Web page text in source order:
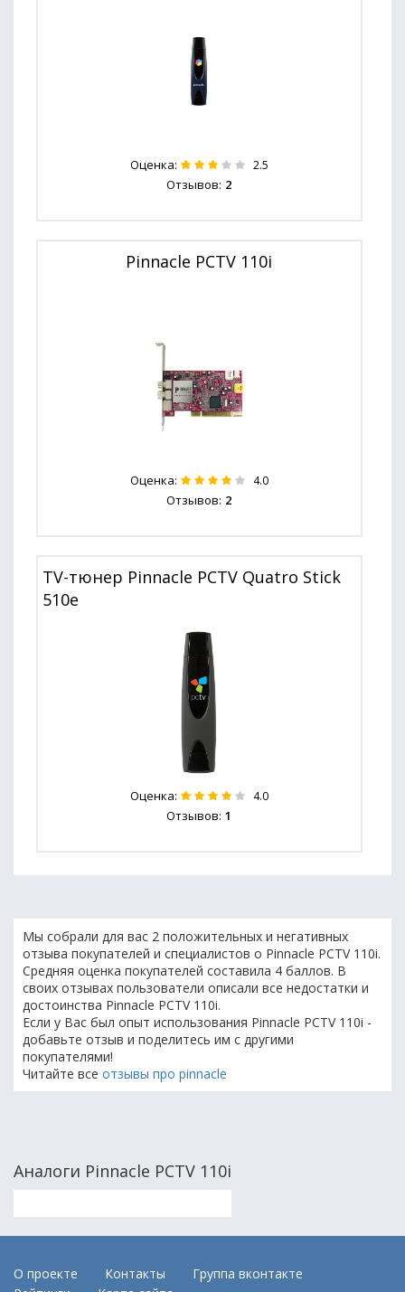
Оценка: 2.5
Отзывов: 2
Pinnacle PCTV 110i
Оценка: 4.0
Отзывов: 2
TV-тюнер Pinnacle PCTV Quatro Stick
510e
Оценка: 4.0
Отзывов: 1
Мы собрали для вас 2 положительных и негативных
отзыва покупателей и специалистов о Pinnacle PCTV 110i.
Средняя оценка покупателей составила 4 баллов. В
своих отзывах пользователи описали все недостатки и
достоинства Pinnacle PCTV 110i.
Если у Вас был опыт использования Pinnacle PCTV 110i -
добавьте отзыв и поделитесь им с другими
покупателями!
Читайте все отзывы про pinnacle
Аналоги Pinnacle PCTV 110i
О проекте Контакты
Группа вконтакте